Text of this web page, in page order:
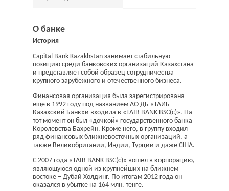
О банке
История
Capital Bank Kazakhstan занимает стабильную
позицию среди банковских организаций Казахстана
и представляет собой образец сотрудничества
крупного зарубежного и отечественного бизнеса.
Финансовая организация была зарегистрирована
еще в 1992 году под названием АО ДБ «ТАИБ
Казахский Банк»и входила в «TAIB BANK BSC(c)». На
тот момент он был «дочкой» государственного банка
Королевства Бахрейн. Кроме него, в группу входил
ряд финансовых ближневосточных организаций, а
также Великобритании, Индии, Турции и даже США.
С 2007 года «TAIB BANK BSC(c)» вошел в корпорацию,
являющуюся одной из крупнейших на ближнем
востоке – Дубай Холдинг. По итогам 2012 года он
оказался в убытке на 164 млн. тенге.